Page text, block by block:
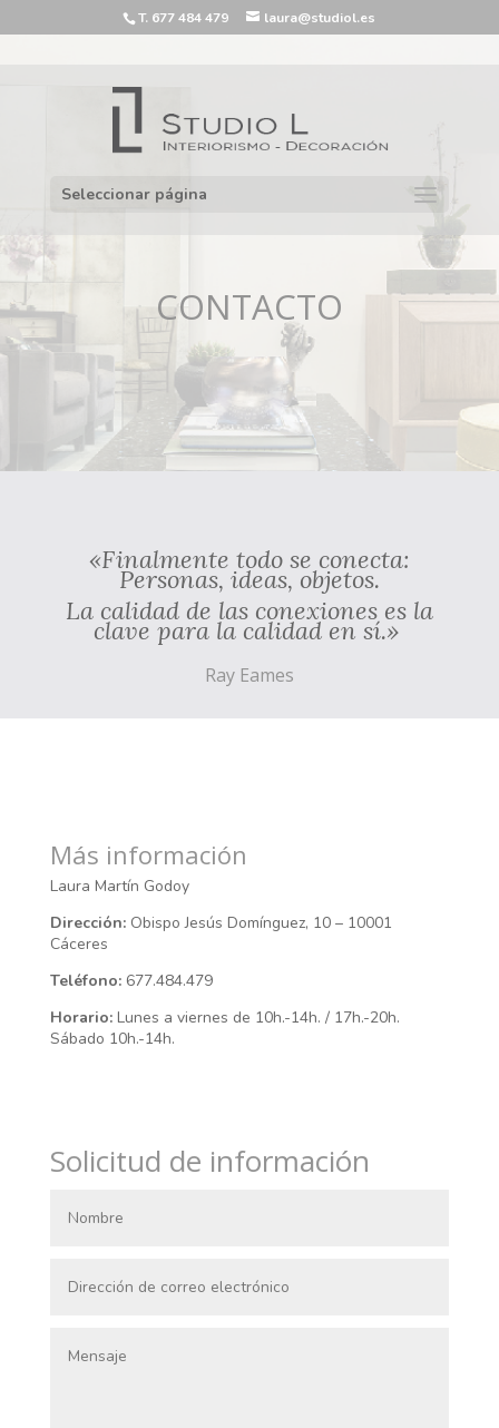
T. 677 484 479 laura@studiol.es
Seleccionar página
CONTACTO
«Finalmente todo se conecta:
Personas, ideas, objetos.
La calidad de las conexiones es la
clave para la calidad en sí.»
Ray Eames
Más información
Laura Martín Godoy
Dirección:Obispo Jesús Domínguez, 10 – 10001
Cáceres
Teléfono:677.484.479
Horario:Lunes a viernes de 10h.-14h. / 17h.-20h.
Sábado 10h.-14h.
Solicitud de información